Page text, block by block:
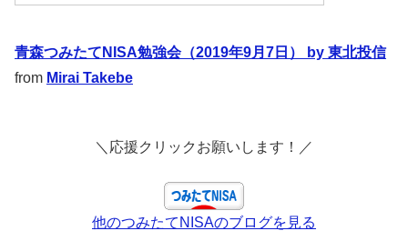
青森つみたてNISA勉強会（2019年9月7日） by 東北投信
from Mirai Takebe
＼応援クリックお願いします！／
他のつみたてNISAのブログを見る